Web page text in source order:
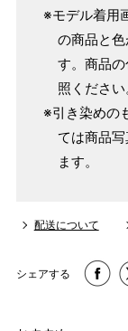
※モデル着用
の商品と
す。商品
照ください
※引き染めの
ては商品
ます。
配送について
シェアする